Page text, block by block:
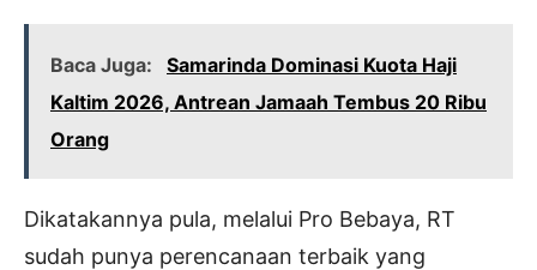
Baca Juga:
Samarinda Dominasi Kuota Haji
Kaltim 2026, Antrean Jamaah Tembus 20 Ribu
Orang
Dikatakannya pula, melalui Pro Bebaya, RT
sudah punya perencanaan terbaik yang